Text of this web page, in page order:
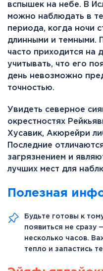
вспышек на небе. В
можно наблюдать в
периода, когда ночи
длинными и темными.
часто приходится на
учитывать, что его
день невозможно
точностью.
Увидеть северное
окрестностях
Хусавик, Акюрейри
Последние
загрязнением и
лучших мест для
Полезная
Будьте готовы к
появиться не сразу
несколько часов.
тепло и запастись